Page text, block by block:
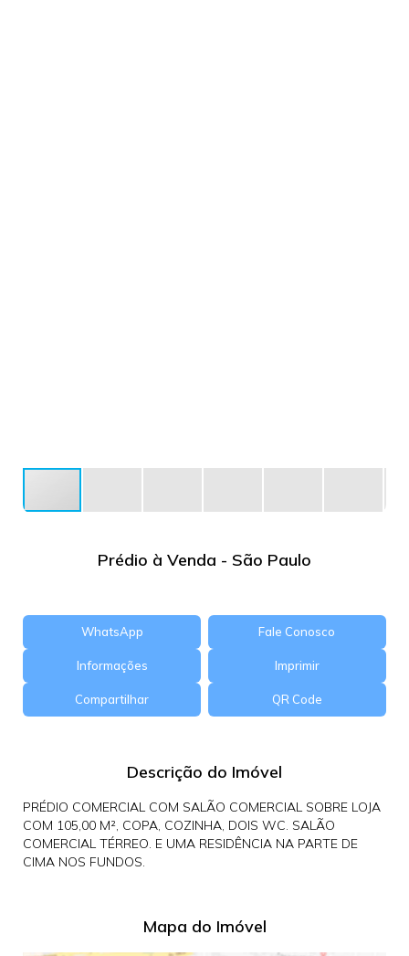
Prédio à Venda - São Paulo
WhatsApp Fale Conosco
Informações Imprimir
Compartilhar QR Code
Descrição do Imóvel
PRÉDIO COMERCIAL COM SALÃO COMERCIAL SOBRE LOJA
COM 105,00 M², COPA, COZINHA, DOIS WC. SALÃO
COMERCIAL TÉRREO. E UMA RESIDÊNCIA NA PARTE DE
CIMA NOS FUNDOS.
Mapa do Imóvel